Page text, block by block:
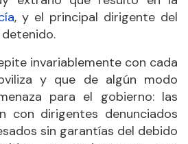
, y el principal dirigente del
invariablemente con cada
y que de algún modo
para el gobierno: las
con dirigentes denunciados
sin garantías del debido